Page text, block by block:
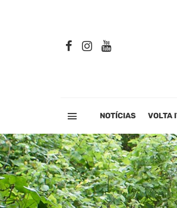
NOTÍCIAS VOLTA